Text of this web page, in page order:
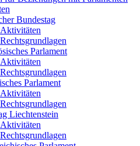
Bundestag
Aktivitäten
Rechtsgrundlagen
Parlament
Aktivitäten
Rechtsgrundlagen
Parlament
Aktivitäten
Rechtsgrundlagen
Liechtenstein
Aktivitäten
Rechtsgrundlagen